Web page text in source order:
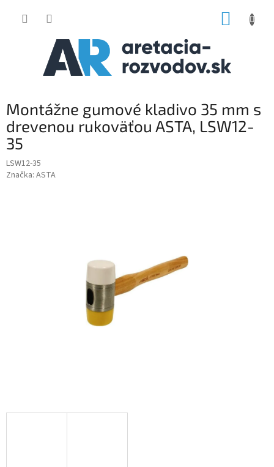
Montážne gumové kladivo 35 mm s
drevenou rukoväťou ASTA, LSW12-
35
LSW12-35
Značka: ASTA